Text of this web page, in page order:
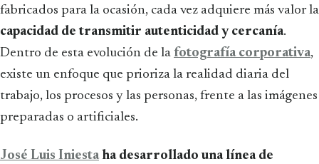
fabricados para la ocasión, cada vez adquiere más valor la
capacidad de transmitir autenticidad y cercanía.
Dentro de esta evolución de la fotografía corporativa,
existe un enfoque que prioriza la realidad diaria del
trabajo, los procesos y las personas, frente a las imágenes
preparadas o artificiales.
José Luis Iniestaha desarrollado una línea de